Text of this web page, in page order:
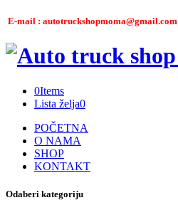
E-mail : autotruckshopmoma@gmail.com
0Items
Lista želja0
POČETNA
O NAMA
SHOP
KONTAKT
Odaberi kategoriju